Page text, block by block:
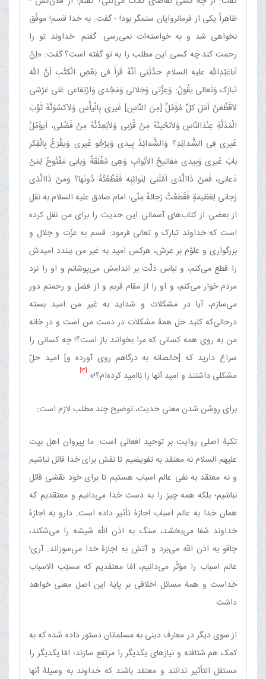
ظاهراً یکی از فرمانروایان ستمگر بود! - گفت: به خدا قسم! موفّق
نخواهی شد و به خواسته‌ات نمی‌رسی. گفتم: خداوند تو را
رحمت کند چه کسی این مطلب را به تو گفته است؟ گفت: «اِنَّ
اَباعَبْدِاللّهِ علیه السلام حَدَّثَنی اَنَّهُ قَرَأَ فی بَعْضِ الْکتُبِ اَنَّ اللّهَ
تَبارَک وَتَعالی یقُولُ: وَعِزَّتی وَجَلالی وَمَجْدی وَارْتِفاعی عَلی عَرْشی
لاَقَطِّعَنَّ اَمَلَ کلِّ مُؤَمِّلٍّ [مِنَ النّاسِ] غَیری بِالْیأْسِ وَلاَکسُوَنَّهُ ثَوْبَ
الْمَذَلَّةِ عِنْدَالنّاسِ وَلاَنحِّینَّهُ مِنْ قُرْبی وَلاُبَعِدَّنَّهُ مِنْ فَضْلی، اَیؤَمِّلُ
غَیری فِی الشَّدائِدِ؟ وَالشَّدائِدُ بِیدی وَیرْجُو غَیری وَیقْرَعُ بِالْفِکرِ
بابَ غَیری وَبِیدی مَفاتیحُ الاْبْوابِ وَهِی مُغْلَقَةٌ وَبابی مَفْتُوحٌ لِمَنْ
دَعانی، فَمَنْ ذَاالَّذی اَمَّلَنی لِنَوائِبِه فَقَطَّعْتُهُ دُونَها؟ وَمَنْ ذَاالَّذی
رَجانی لِعَظیمَةٍ فَقَطَعْتُ رَجائهُ مِنّی؛ امام صادق علیه السلام به نقل
از بعضی از کتاب‌های آسمانی این حدیث را برای من نقل کرده
است که خداوند تبارک و تعالی فرمود: قسم به عزّت و جلال و
بزرگواری و علوّم بر عرش، هرکس امید به غیر من ببندد امیدش
را قطع می‌کنم، و لباس ذلّت بر اندامش می‌پوشانم و او را نزد
مردم خوار می‌کنم، و او را از مقام قربم و از فضل و رحمتم دور
می‌سازم، آیا در مشکلات و شداید به غیر من امید بسته
درحالی‌که کلید حل همۀ مشکلات در دست من است و درِ خانه
من به روی همه کسانی که مرا بخوانند باز است؟! چه کسانی را
سراغ دارید که [خالصانه به درگاهم روی آورده و] امید حلّ
مشکلی داشتند و امید آنها را ناامید کرده‌ام؟!».[3]
برای روشن شدن معنی حدیث، توضیح چند مطلب لازم است:
تکیۀ اصلی روایت بر توحید افعالی است. ما پیروان اهل بیت
علیهم السلام نه معتقد به تفویضیم تا نقش برای خدا قائل نباشیم
و نه معتقد به نفی عالم اسباب هستیم تا برای خود نقشی قائل
نباشیم؛ بلکه همه چیز را به دست خدا می‌دانیم و معتقدیم که
همان خدا به عالم اسباب اجازۀ تأثیر داده است. دارو به اجازۀ
خداوند شفا می‌بخشد، سنگ به اذن الله شیشه را می‌شکند،
چاقو به اذن الله می‌برد و آتش به اجازۀ خدا می‌سوزاند. آری!
عالم اسباب را مؤثّر می‌دانیم، امّا معتقدیم که مسبّب الاسباب
خداست و همۀ مسائل اخلاقی بر پایۀ این اصل معنی خواهد
داشت.
از سوی دیگر در معارف دینی به مسلمانان دستور داده شده که به
کمک هم شتافته و نیازهای یکدیگر را مرتفع سازند؛ امّا یکدیگر را
مستقل التأثیر ندانند و معتقد باشند که خداوند به وسیلۀ آنها